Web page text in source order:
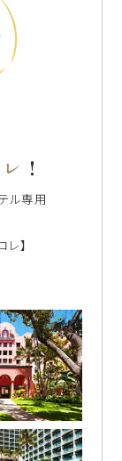
！
ル専用
】